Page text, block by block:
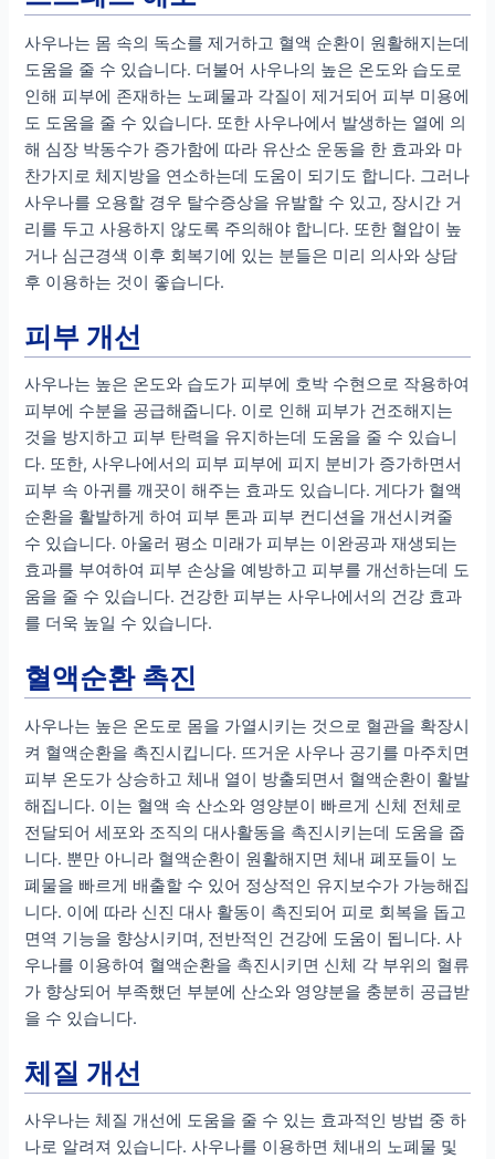
사우나는 몸 속의 독소를 제거하고 혈액 순환이 원활해지는데
도움을 줄 수 있습니다. 더불어 사우나의 높은 온도와 습도로
인해 피부에 존재하는 노폐물과 각질이 제거되어 피부 미용에
도 도움을 줄 수 있습니다. 또한 사우나에서 발생하는 열에 의
해 심장 박동수가 증가함에 따라 유산소 운동을 한 효과와 마
찬가지로 체지방을 연소하는데 도움이 되기도 합니다. 그러나
사우나를 오용할 경우 탈수증상을 유발할 수 있고, 장시간 거
리를 두고 사용하지 않도록 주의해야 합니다. 또한 혈압이 높
거나 심근경색 이후 회복기에 있는 분들은 미리 의사와 상담
후 이용하는 것이 좋습니다.
피부 개선
사우나는 높은 온도와 습도가 피부에 호박 수현으로 작용하여
피부에 수분을 공급해줍니다. 이로 인해 피부가 건조해지는
것을 방지하고 피부 탄력을 유지하는데 도움을 줄 수 있습니
다. 또한, 사우나에서의 피부 피부에 피지 분비가 증가하면서
피부 속 아귀를 깨끗이 해주는 효과도 있습니다. 게다가 혈액
순환을 활발하게 하여 피부 톤과 피부 컨디션을 개선시켜줄
수 있습니다. 아울러 평소 미래가 피부는 이완공과 재생되는
효과를 부여하여 피부 손상을 예방하고 피부를 개선하는데 도
움을 줄 수 있습니다. 건강한 피부는 사우나에서의 건강 효과
를 더욱 높일 수 있습니다.
혈액순환 촉진
사우나는 높은 온도로 몸을 가열시키는 것으로 혈관을 확장시
켜 혈액순환을 촉진시킵니다. 뜨거운 사우나 공기를 마주치면
피부 온도가 상승하고 체내 열이 방출되면서 혈액순환이 활발
해집니다. 이는 혈액 속 산소와 영양분이 빠르게 신체 전체로
전달되어 세포와 조직의 대사활동을 촉진시키는데 도움을 줍
니다. 뿐만 아니라 혈액순환이 원활해지면 체내 폐포들이 노
폐물을 빠르게 배출할 수 있어 정상적인 유지보수가 가능해집
니다. 이에 따라 신진 대사 활동이 촉진되어 피로 회복을 돕고
면역 기능을 향상시키며, 전반적인 건강에 도움이 됩니다. 사
우나를 이용하여 혈액순환을 촉진시키면 신체 각 부위의 혈류
가 향상되어 부족했던 부분에 산소와 영양분을 충분히 공급받
을 수 있습니다.
체질 개선
사우나는 체질 개선에 도움을 줄 수 있는 효과적인 방법 중 하
나로 알려져 있습니다. 사우나를 이용하면 체내의 노폐물 및